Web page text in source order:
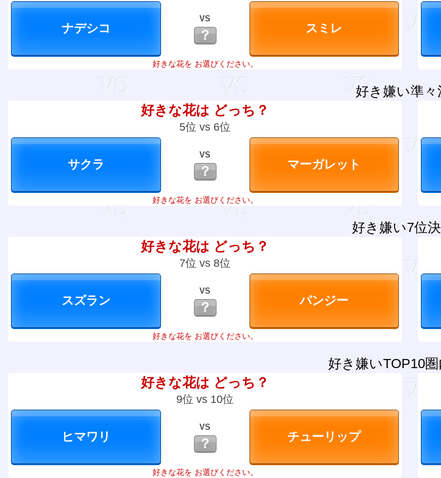
VS
？
好きな花を お選びください。
好き嫌い準々
好きな花は どっち？
5位 vs 6位
VS
？
好きな花を お選びください。
好き嫌い7位
好きな花は どっち？
7位 vs 8位
VS
？
好きな花を お選びください。
好き嫌いTOP10
好きな花は どっち？
9位 vs 10位
VS
？
好きな花を お選びください。